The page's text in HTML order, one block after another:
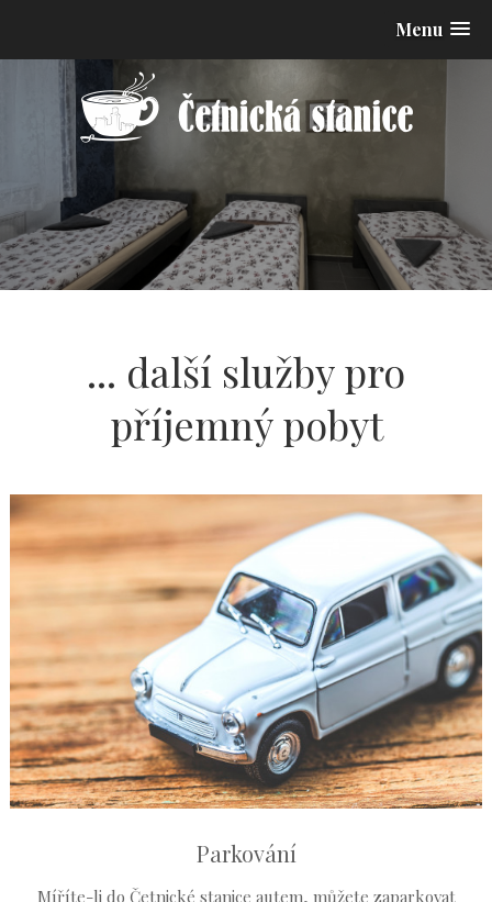
Menu
... další služby pro
příjemný pobyt
Parkování
Míříte-li do Četnické stanice autem, můžete zaparkovat